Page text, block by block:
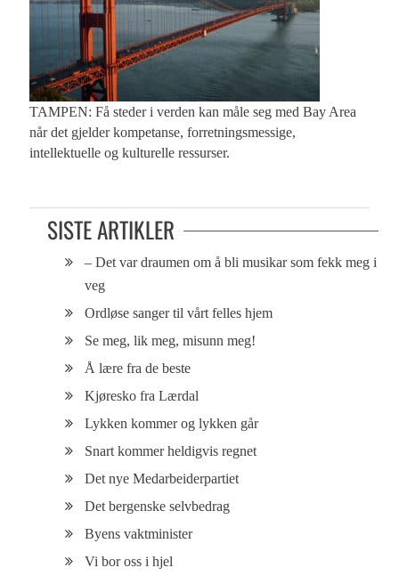
TAMPEN: Få steder i verden kan måle seg med Bay Area
når det gjelder kompetanse, forretningsmessige,
intellektuelle og kulturelle ressurser.
SISTE ARTIKLER
– Det var draumen om å bli musikar som fekk meg i
veg
Ordløse sanger til vårt felles hjem
Se meg, lik meg, misunn meg!
Å lære fra de beste
Kjøresko fra Lærdal
Lykken kommer og lykken går
Snart kommer heldigvis regnet
Det nye Medarbeiderpartiet
Det bergenske selvbedrag
Byens vaktminister
Vi bor oss i hjel